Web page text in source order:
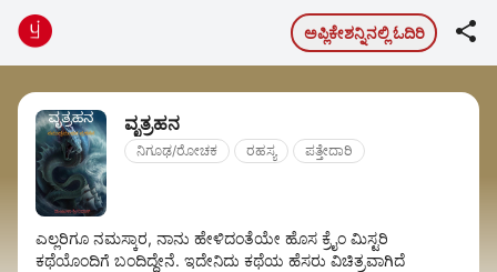
ಅಪ್ಲಿಕೇಶನ್ನಿನಲ್ಲಿ ಓದಿರಿ 
ವೃತ್ರಹನ
ನಿಗೂಢ/ರೋಚಕ ರಹಸ್ಯ ಪತ್ತೇದಾರಿ
ಎಲ್ಲರಿಗೂ ನಮಸ್ಕಾರ, ನಾನು ಹೇಳಿದಂತೆಯೇ ಹೊಸ ಕ್ರೈಂ ಮಿಸ್ಟರಿ
ಕಥೆಯೊಂದಿಗೆ ಬಂದಿದ್ದೇನೆ. ಇದೇನಿದು ಕಥೆಯ ಹೆಸರು ವಿಚಿತ್ರವಾಗಿದೆ